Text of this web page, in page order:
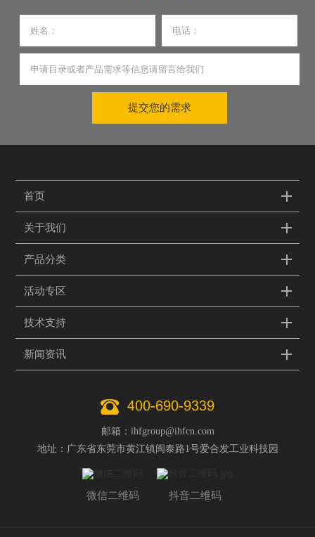
提交您的需求
首页
关于我们
产品分类
活动专区
技术支持
新闻资讯
400-690-9339
邮箱：ihfgroup@ihfcn.com
地址：广东省东莞市黄江镇闽泰路1号爱合发工业科技园
微信二维码 抖音二维码